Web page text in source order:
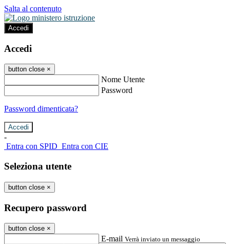
Salta al contenuto
Accedi
Accedi
button close ×
Nome Utente
Password
Password dimenticata?
-
Entra con SPID Entra con CIE
Seleziona utente
button close ×
Recupero password
button close ×
E-mail Verrà inviato un messaggio